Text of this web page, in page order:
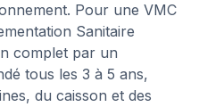
Pour une VMC
Sanitaire
complet par un
tous les 3 à 5 ans,
du caisson et des